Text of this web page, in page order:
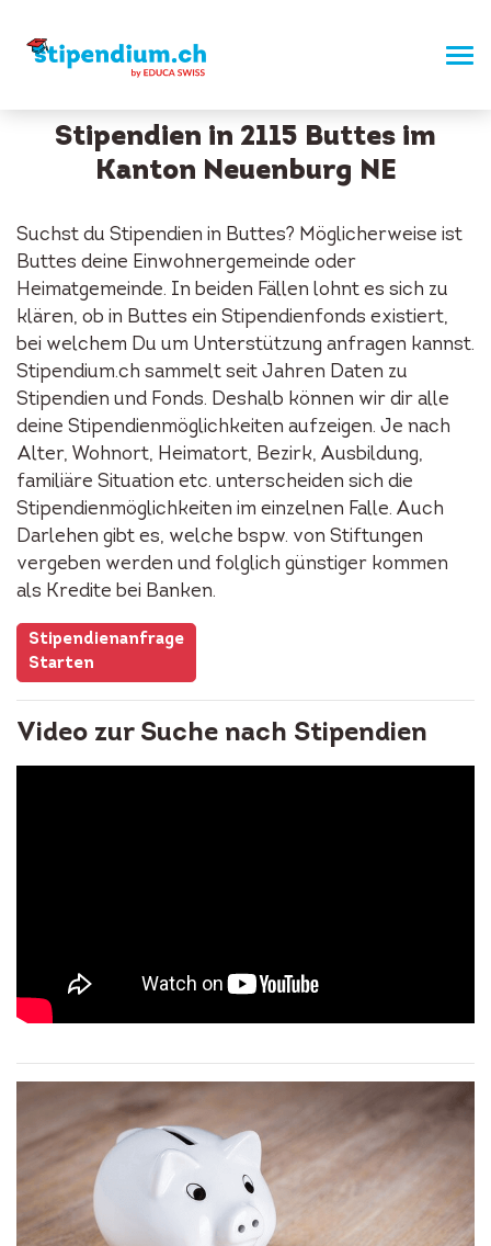
Stipendien in 2115 Buttes im
Kanton Neuenburg NE
Suchst du Stipendien in Buttes? Möglicherweise ist
Buttes deine Einwohnergemeinde oder
Heimatgemeinde. In beiden Fällen lohnt es sich zu
klären, ob in Buttes ein Stipendienfonds existiert,
bei welchem Du um Unterstützung anfragen kannst.
Stipendium.ch sammelt seit Jahren Daten zu
Stipendien und Fonds. Deshalb können wir dir alle
deine Stipendienmöglichkeiten aufzeigen. Je nach
Alter, Wohnort, Heimatort, Bezirk, Ausbildung,
familiäre Situation etc. unterscheiden sich die
Stipendienmöglichkeiten im einzelnen Falle. Auch
Darlehen gibt es, welche bspw. von Stiftungen
vergeben werden und folglich günstiger kommen
als Kredite bei Banken.
Stipendienanfrage
Starten
Video zur Suche nach Stipendien